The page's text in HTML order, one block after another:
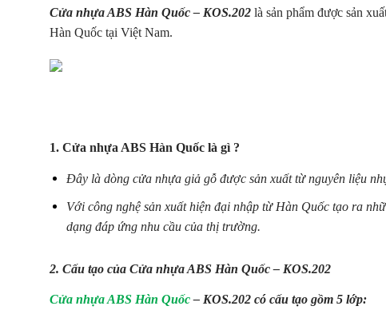
Cửa nhựa ABS Hàn Quốc – KOS.202 là sản phẩm được sản
Hàn Quốc tại Việt Nam.
1. Cửa nhựa ABS Hàn Quốc là gì ?
Đây là dòng cửa nhựa giả gỗ được sản xuất từ nguyên liệu
Với công nghệ sản xuất hiện đại nhập từ Hàn Quốc tạo ra
dạng đáp ứng nhu cầu của thị trường.
2. Cấu tạo của Cửa nhựa ABS Hàn Quốc – KOS.202
Cửa nhựa ABS Hàn Quốc– KOS.202 có cấu tạo gồm 5 lớp: